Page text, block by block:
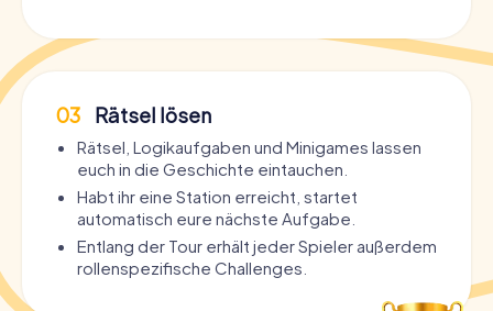
03 Rätsel lösen
Rätsel, Logikaufgaben und Minigames lassen
euch in die Geschichte eintauchen.
Habt ihr eine Station erreicht, startet
automatisch eure nächste Aufgabe.
Entlang der Tour erhält jeder Spieler außerdem
rollenspezifische Challenges.